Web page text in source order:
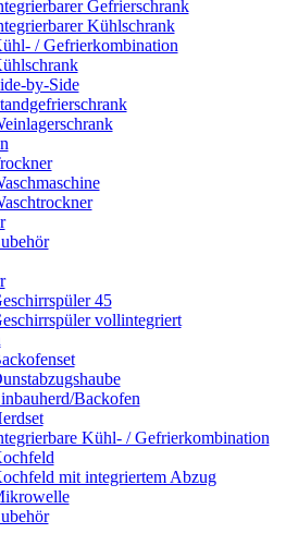
Gefrierschrank
Kühlschrank
/ Gefrierkombination
by-Side
45
vollintegriert
Backofen
Kühl- / Gefrierkombination
mit integriertem Abzug